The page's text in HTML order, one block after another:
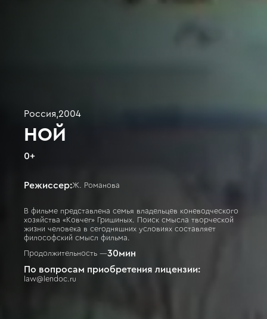
Россия,2004
НОЙ
0+
Режиссер:Ж. Романова
В фильме представлена семья владельцев коневодческого
хозяйства «Ковчег» Гришиных. Поиск смысла творческой
жизни человека в сегодняшних условиях составляет
философский смысл фильма.
Продолжительность —30мин
По вопросам приобретения лицензии:
law@lendoc.ru